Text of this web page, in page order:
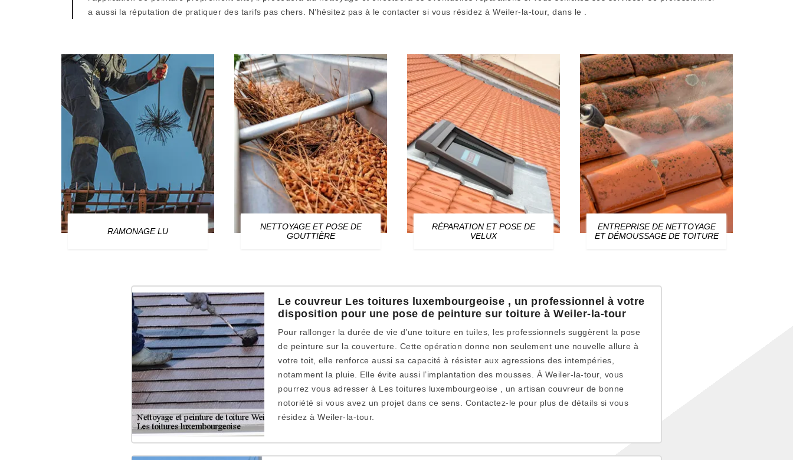
a aussi la réputation de pratiquer des tarifs pas chers. N’hésitez pas à le contacter si vous résidez à Weiler-la-tour, dans le .
RAMONAGE LU
NETTOYAGE ET POSE DE
GOUTTIÈRE
RÉPARATION ET POSE DE
VELUX
ENTREPRISE DE NETTOYAGE
ET DÉMOUSSAGE DE TOITURE
Le couvreur Les toitures luxembourgeoise , un professionnel à votre
disposition pour une pose de peinture sur toiture à Weiler-la-tour
Pour rallonger la durée de vie d’une toiture en tuiles, les professionnels suggèrent la pose
de peinture sur la couverture. Cette opération donne non seulement une nouvelle allure à
votre toit, elle renforce aussi sa capacité à résister aux agressions des intempéries,
notamment la pluie. Elle évite aussi l’implantation des mousses. À Weiler-la-tour, vous
pourrez vous adresser à Les toitures luxembourgeoise , un artisan couvreur de bonne
notoriété si vous avez un projet dans ce sens. Contactez-le pour plus de détails si vous
résidez à Weiler-la-tour.